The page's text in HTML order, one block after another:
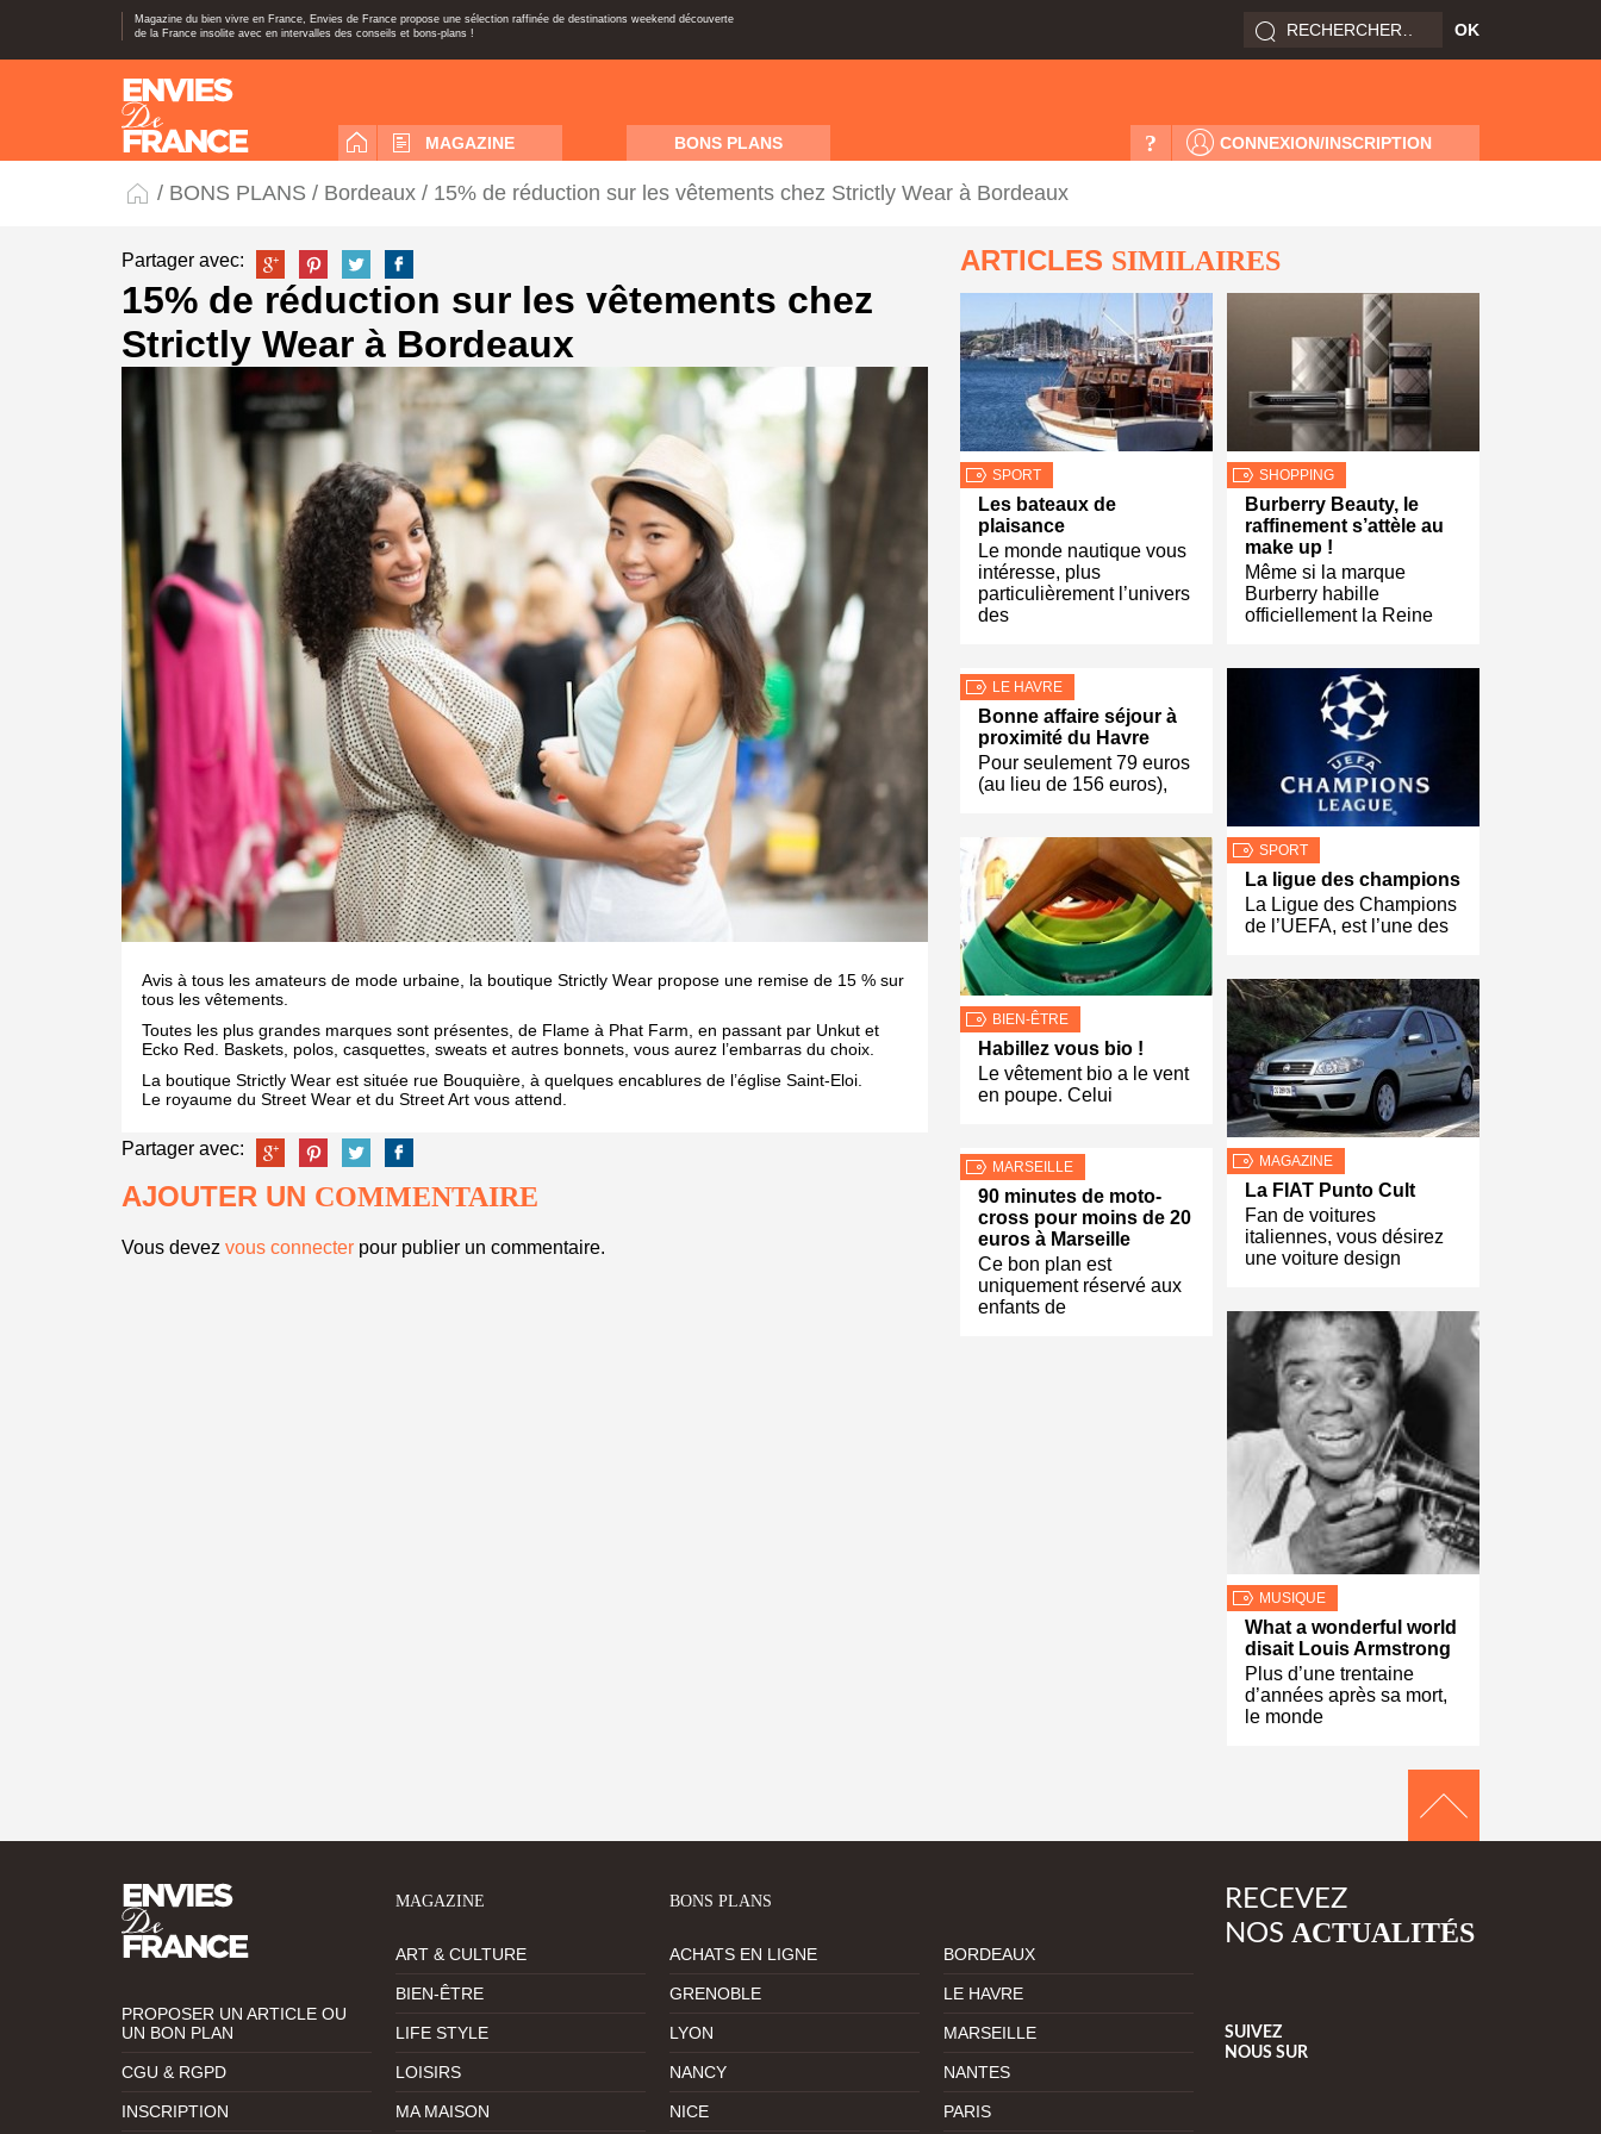
Magazine du bien vivre en France, Envies de France propose une sélection raffinée de destinations weekend découverte
de la France insolite avec en intervalles des conseils et bons-plans !
MAGAZINE BONS PLANS CONNEXION/INSCRIPTION
?
/ BONS PLANS / Bordeaux / 15% de réduction sur les vêtements chez Strictly Wear à Bordeaux
Partager avec:
15% de réduction sur les vêtements chez
Strictly Wear à Bordeaux
Avis à tous les amateurs de mode urbaine, la boutique Strictly Wear propose une remise de 15 % sur
tous les vêtements.
Toutes les plus grandes marques sont présentes, de Flame à Phat Farm, en passant par Unkut et
Ecko Red. Baskets, polos, casquettes, sweats et autres bonnets, vous aurez l’embarras du choix.
La boutique Strictly Wear est située rue Bouquière, à quelques encablures de l’église Saint-Eloi.
Le royaume du Street Wear et du Street Art vous attend.
Partager avec:
AJOUTER UN COMMENTAIRE
Vous devez vous connecter pour publier un commentaire.
ARTICLES SIMILAIRES
SPORT
Les bateaux de
plaisance
Le monde nautique vous
intéresse, plus
particulièrement l’univers
des
LE HAVRE
Bonne affaire séjour à
proximité du Havre
Pour seulement 79 euros
(au lieu de 156 euros),
BIEN-ÊTRE
Habillez vous bio !
Le vêtement bio a le vent
en poupe. Celui
MARSEILLE
90 minutes de moto-
cross pour moins de 20
euros à Marseille
Ce bon plan est
uniquement réservé aux
enfants de
SHOPPING
Burberry Beauty, le
raffinement s’attèle au
make up !
Même si la marque
Burberry habille
officiellement la Reine
SPORT
La ligue des champions
La Ligue des Champions
de l’UEFA, est l’une des
MAGAZINE
La FIAT Punto Cult
Fan de voitures
italiennes, vous désirez
une voiture design
MUSIQUE
What a wonderful world
disait Louis Armstrong
Plus d’une trentaine
d’années après sa mort,
le monde
PROPOSER UN ARTICLE OU
UN BON PLAN
CGU & RGPD
INSCRIPTION
MAGAZINE
ART & CULTURE
BIEN-ÊTRE
LIFE STYLE
LOISIRS
MA MAISON
BONS PLANS
ACHATS EN LIGNE BORDEAUX
GRENOBLE LE HAVRE
LYON MARSEILLE
NANCY NANTES
NICE PARIS
RECEVEZ
NOS ACTUALITÉS
SUIVEZ
NOUS SUR